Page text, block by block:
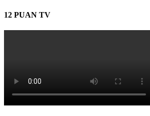
12 PUAN TV